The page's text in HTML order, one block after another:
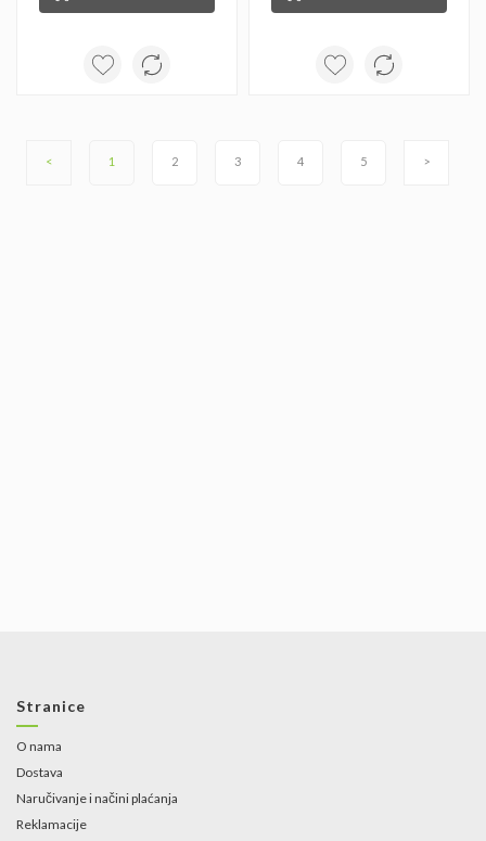
< 1 2 3 4 5 >
Stranice
O nama
Dostava
Naručivanje i načini plaćanja
Reklamacije